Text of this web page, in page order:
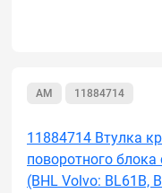
AM 11884714
11884714 Втулка
поворотного
(BHL Volvo: BL61B,